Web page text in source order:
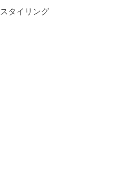
スタイリング